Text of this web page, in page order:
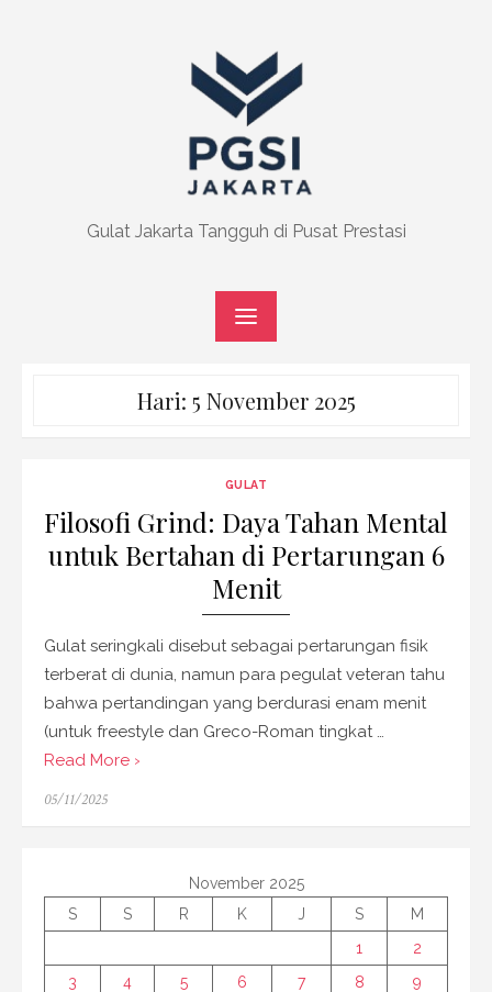
Gulat Jakarta Tangguh di Pusat Prestasi
Hari: 5 November 2025
GULAT
Filosofi Grind: Daya Tahan Mental
untuk Bertahan di Pertarungan 6
Menit
Gulat seringkali disebut sebagai pertarungan fisik
terberat di dunia, namun para pegulat veteran tahu
bahwa pertandingan yang berdurasi enam menit
(untuk freestyle dan Greco-Roman tingkat …
Read More ›
Posted
05/11/2025
November 2025
S
S R K J S
M
1
2
3
4 5 6 7 8
9